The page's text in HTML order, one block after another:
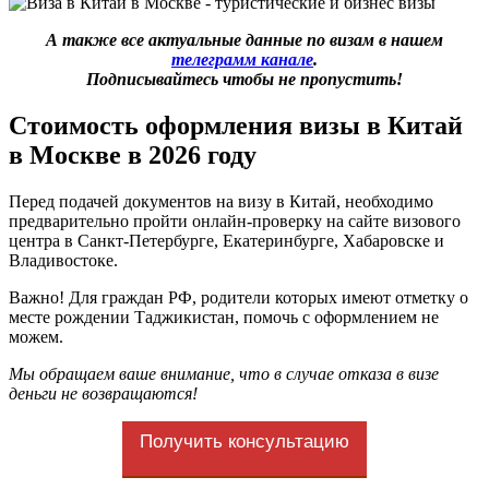
А также все актуальные данные по визам в нашем
телеграмм канале.
Подписывайтесь чтобы не пропустить!
Стоимость оформления визы в Китай
в Москве в 2026 году
Перед подачей документов на визу в Китай, необходимо
предварительно пройти онлайн-проверку на сайте визового
центра в Санкт-Петербурге, Екатеринбурге, Хабаровске и
Владивостоке.
Важно! Для граждан РФ, родители которых имеют отметку о
месте рождении Таджикистан, помочь с оформлением не
можем.
Мы обращаем ваше внимание, что в случае отказа в визе
деньги не возвращаются!
Получить консультацию